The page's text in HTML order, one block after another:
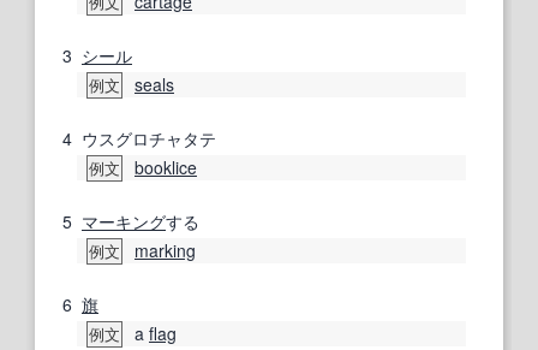
3 シール
例文 seals
4 ウスグロチャタテ
例文 booklice
5 マーキングする
例文 marking
6 旗
例文 a flag